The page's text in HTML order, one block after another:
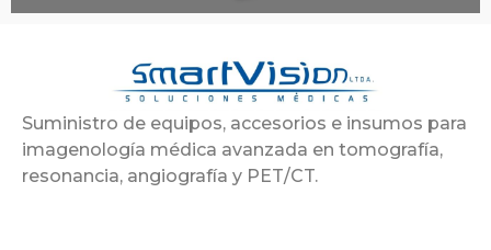
Suministro de equipos, accesorios e insumos para
imagenología médica avanzada en tomografía,
resonancia, angiografía y PET/CT.